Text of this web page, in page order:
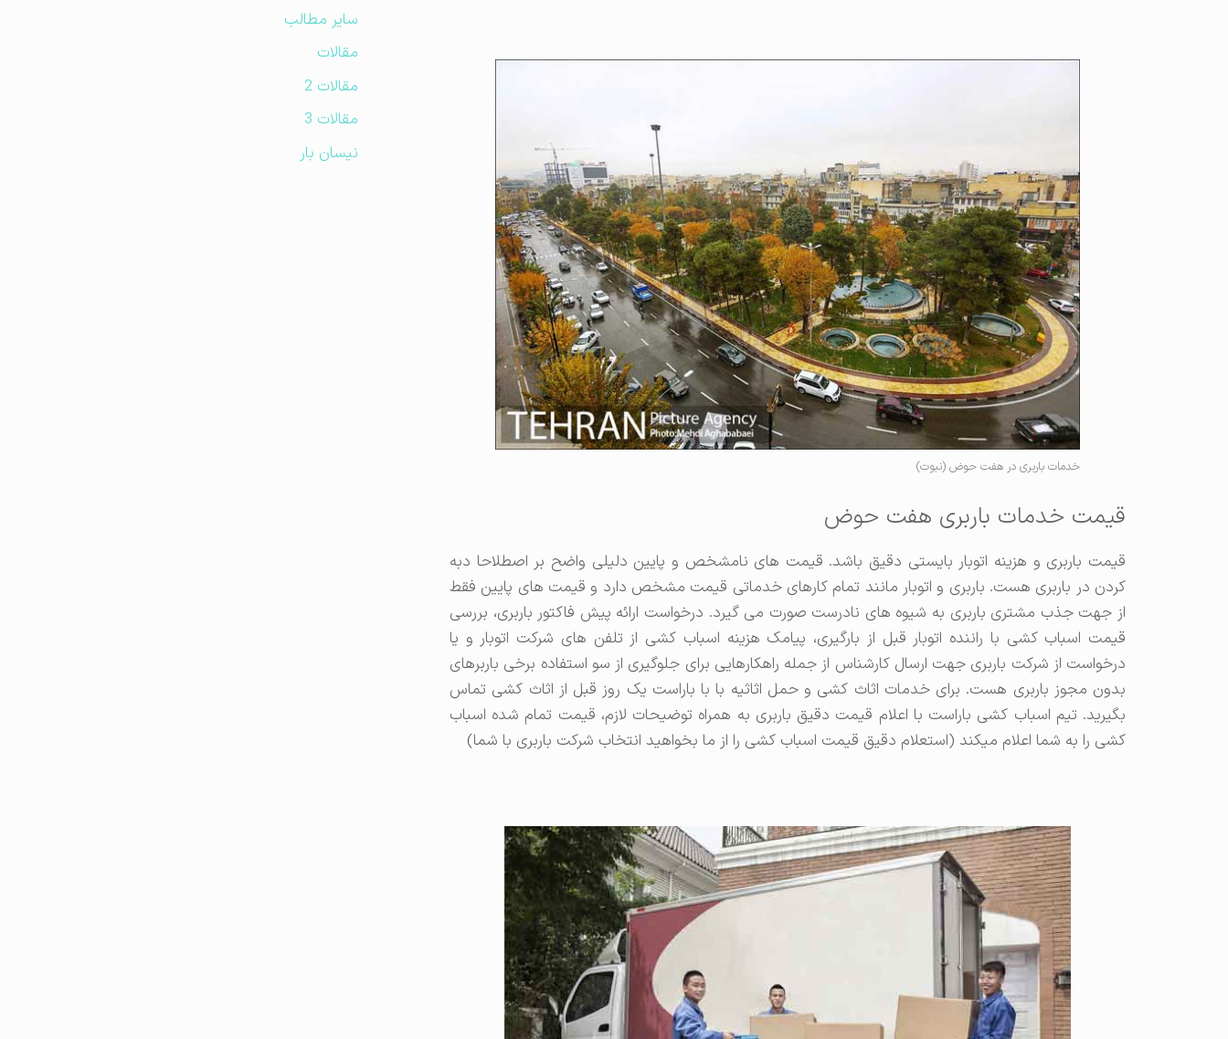
خدمات باربری در هفت حوض (نبوت)
قیمت خدمات باربری هفت حوض
قیمت باربری و هزینه اتوبار بایستی دقیق باشد. قیمت های نامشخص و پایین دلیلی واضح بر اصطلاحا دبه
کردن در باربری هست. باربری و اتوبار مانند تمام کارهای خدماتی قیمت مشخص دارد و قیمت های پایین فقط
از جهت جذب مشتری باربری به شیوه های نادرست صورت می گیرد. درخواست ارائه پیش فاکتور باربری، بررسی
قیمت اسباب کشی با راننده اتوبار قبل از بارگیری، پیامک هزینه اسباب کشی از تلفن های شرکت اتوبار و یا
درخواست از شرکت باربری جهت ارسال کارشناس از جمله راهکارهایی برای جلوگیری از سو استفاده برخی باربرهای
بدون مجوز باربری هست. برای خدمات اثاث کشی و حمل اثاثیه با با باراست یک روز قبل از اثاث کشی تماس
بگیرید. تیم اسباب کشی باراست با اعلام قیمت دقیق باربری به همراه توضیحات لازم، قیمت تمام شده اسباب
کشی را به شما اعلام میکند (استعلام دقیق قیمت اسباب کشی را از ما بخواهید انتخاب شرکت باربری با شما)
سایر مطالب
مقالات
مقالات 2
مقالات 3
نیسان بار